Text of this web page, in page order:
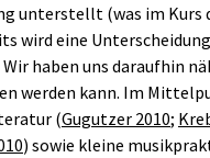
unterstellt (was im
wird eine
haben uns daraufhin
werden kann. Im
(Gugutzer 2010;
) sowie kleine